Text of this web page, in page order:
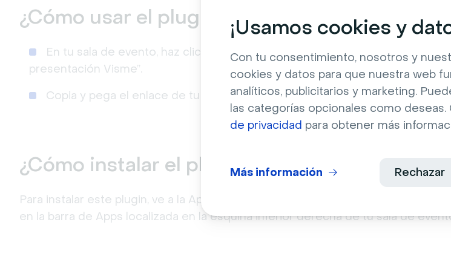
¡Usamos cookies y
Con tu consentimiento, nosotros y
cookies y datos para que nuestra web
analíticos, publicitarios y marketing.
las categorías opcionales como deseas.
de privacidad para obtener más
Rechazar
Más información
¿Cómo usar el plugin Visme?
En tu sala de evento, haz click en el botón “compartir” y selecciona
presentación Visme”.
Copia y pega el enlace de tu presentación Visme y haz click en Compartir.
¿Cómo instalar el plugin Visme?
Para instalar este plugin, ve a la App Marketplace de tu cuenta de Livestorm. O
en la barra de Apps localizada en la esquina inferior derecha de tu sala de